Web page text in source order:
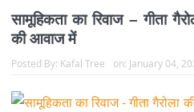
सामूहिकता का रिवाज – गीता
की आवाज में
Posted By: Kafal Tree on: January 04,